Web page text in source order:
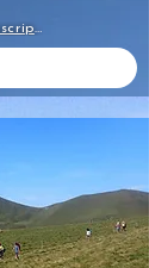
Détails de l'événement et inscription